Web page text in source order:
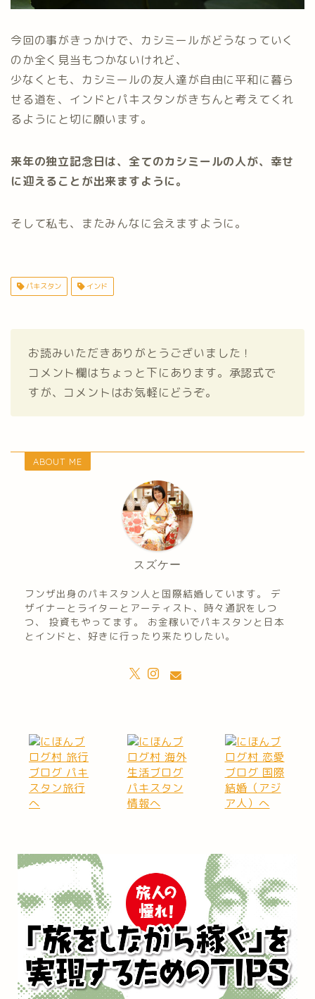
今回の事がきっかけで、カシミールがどうなっていく
のか全く見当もつかないけれど、
少なくとも、カシミールの友人達が自由に平和に暮ら
せる道を、インドとパキスタンがきちんと考えてくれ
るようにと切に願います。
来年の独立記念日は、全てのカシミールの人が、幸せ
に迎えることが出来ますように。
そして私も、またみんなに会えますように。
パキスタン インド
お読みいただきありがとうございました！
コメント欄はちょっと下にあります。承認式で
すが、コメントはお気軽にどうぞ。
ABOUT ME
スズケー
フンザ出身のパキスタン人と国際結婚しています。 デ
ザイナーとライターとアーティスト、時々通訳をしつ
つ、 投資もやってます。 お金稼いでパキスタンと日本
とインドと、好きに行ったり来たりしたい。